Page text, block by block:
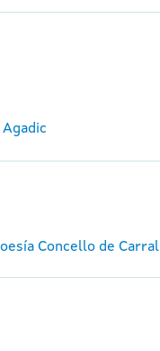
Concello de Carral